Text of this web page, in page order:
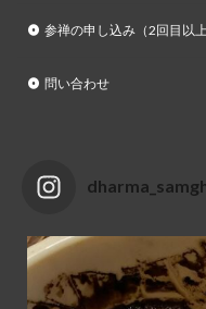
参禅の申し込み（2回目以上
問い合わせ